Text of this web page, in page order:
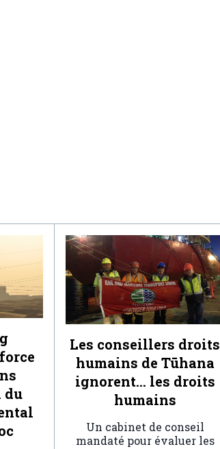
du
Les conseillers droits
humains de Tūhana
ignorent… les droits
humains
Un cabinet de conseil
mandaté pour évaluer les